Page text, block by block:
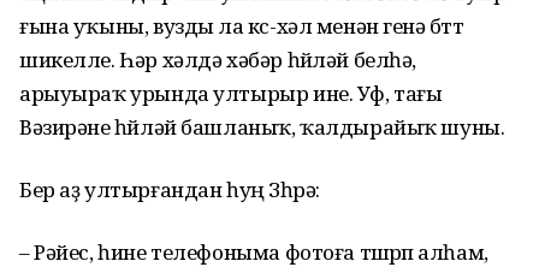
ғына уҡыны, вузды ла көс-хәл менән генә бөттө
шикелле. Һәр хәлдә хәбәр һөйләй белһә,
арыуыраҡ урында ултырыр ине. Уф, тағы
Вәзирәне һөйләй башланыҡ, ҡалдырайыҡ шуны.
Бер аҙ ултырғандан һуң Зөһрә:
– Рәйес, һине телефоныма фотоға төшөрөп алһам,